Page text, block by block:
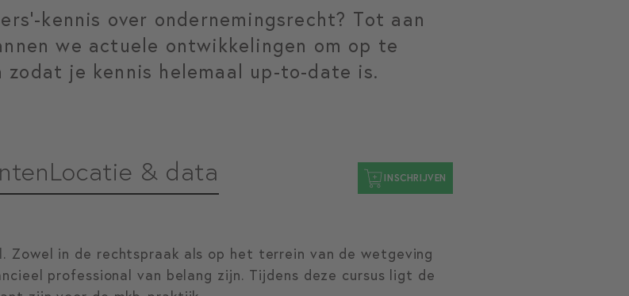
kennis over ondernemingsrecht? Tot aan
we actuele ontwikkelingen om op te
zodat je kennis helemaal up-to-date is.
Locatie & data INSCHRIJVEN
in de rechtspraak als op het terrein van de wetgeving
professional van belang zijn. Tijdens deze cursus ligt de